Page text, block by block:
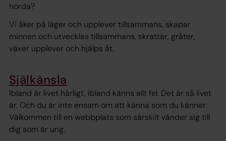
hörda?
Vi åker på läger och upplever tillsammans, skapar
minnen och utvecklas tillsammans, skrattar, gråter,
växer upplever och hjälps åt.
Själkänsla
Ibland är livet härligt, ibland känns allt fel. Det är så livet
är. Och du är inte ensam om att känna som du känner.
Välkommen till en webbplats som särskilt vänder sig till
dig som är ung.